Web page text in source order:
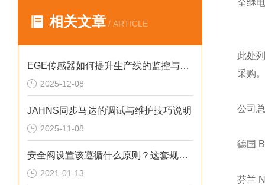
相关文章 / ARTICLE
EGE传感器如何提升生产线的监控与管理效率？
2025-12-08
JAHNS同步马达的调试与维护技巧说明
2025-11-08
安全阀设置该遵循什么原则？这套规定值得回顾！
2021-01-13
全继
此处
采购。
公司
德国
芬兰